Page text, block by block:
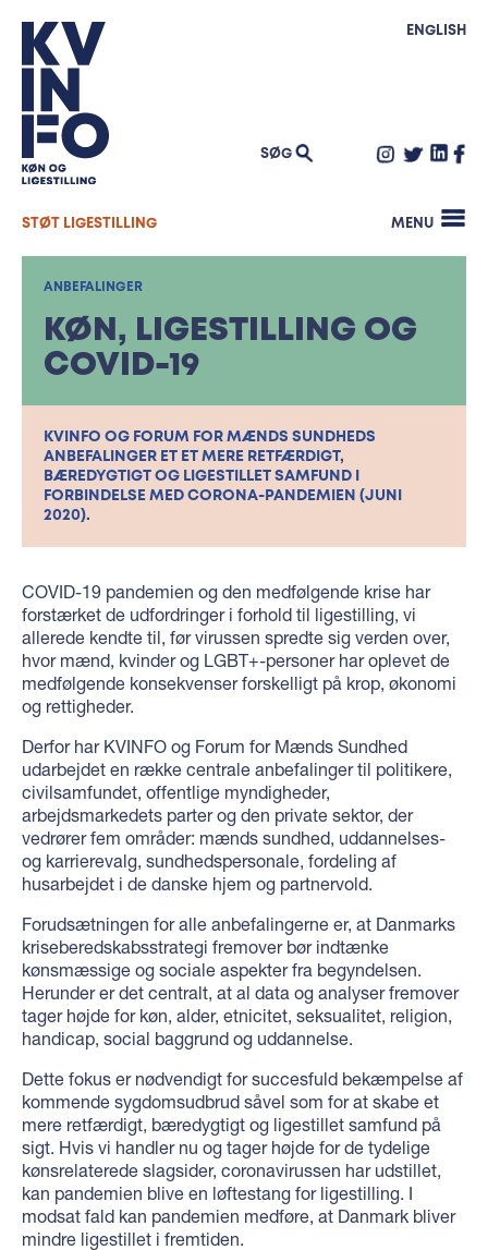
ENGLISH
SØG
STØT LIGESTILLING MENU
Kønsbaseret vold
Ligeløn
Maskulinitet
Klima og køn
Familiepolitik
GenderLAB
Mangfoldighed i praksis Masterclass
Inspiration: Undersøgelser af sexisme og
seksuel chikane
SIDE OM SIDE
INTERNATIONALT ARBEJDE
NYHEDSBREV
PRESSE
OM KVINFO
Bestyrelse
Kontakt
KVINFOs historie
SØG
ANBEFALINGER
KØN, LIGESTILLING OG
COVID-19
KVINFO OG FORUM FOR MÆNDS SUNDHEDS
ANBEFALINGER ET ET MERE RETFÆRDIGT,
BÆREDYGTIGT OG LIGESTILLET SAMFUND I
FORBINDELSE MED CORONA-PANDEMIEN (JUNI
2020).
COVID-19 pandemien og den medfølgende krise har
forstærket de udfordringer i forhold til ligestilling, vi
allerede kendte til, før virussen spredte sig verden over,
hvor mænd, kvinder og LGBT+-personer har oplevet de
medfølgende konsekvenser forskelligt på krop, økonomi
og rettigheder.
Derfor har KVINFO og Forum for Mænds Sundhed
udarbejdet en række centrale anbefalinger til politikere,
civilsamfundet, offentlige myndigheder,
arbejdsmarkedets parter og den private sektor, der
vedrører fem områder: mænds sundhed, uddannelses-
og karrierevalg, sundhedspersonale, fordeling af
husarbejdet i de danske hjem og partnervold.
Forudsætningen for alle anbefalingerne er, at Danmarks
kriseberedskabsstrategi fremover bør indtænke
kønsmæssige og sociale aspekter fra begyndelsen.
Herunder er det centralt, at al data og analyser fremover
tager højde for køn, alder, etnicitet, seksualitet, religion,
handicap, social baggrund og uddannelse.
Dette fokus er nødvendigt for succesfuld bekæmpelse af
kommende sygdomsudbrud såvel som for at skabe et
mere retfærdigt, bæredygtigt og ligestillet samfund på
sigt. Hvis vi handler nu og tager højde for de tydelige
kønsrelaterede slagsider, coronavirussen har udstillet,
kan pandemien blive en løftestang for ligestilling. I
modsat fald kan pandemien medføre, at Danmark bliver
mindre ligestillet i fremtiden.